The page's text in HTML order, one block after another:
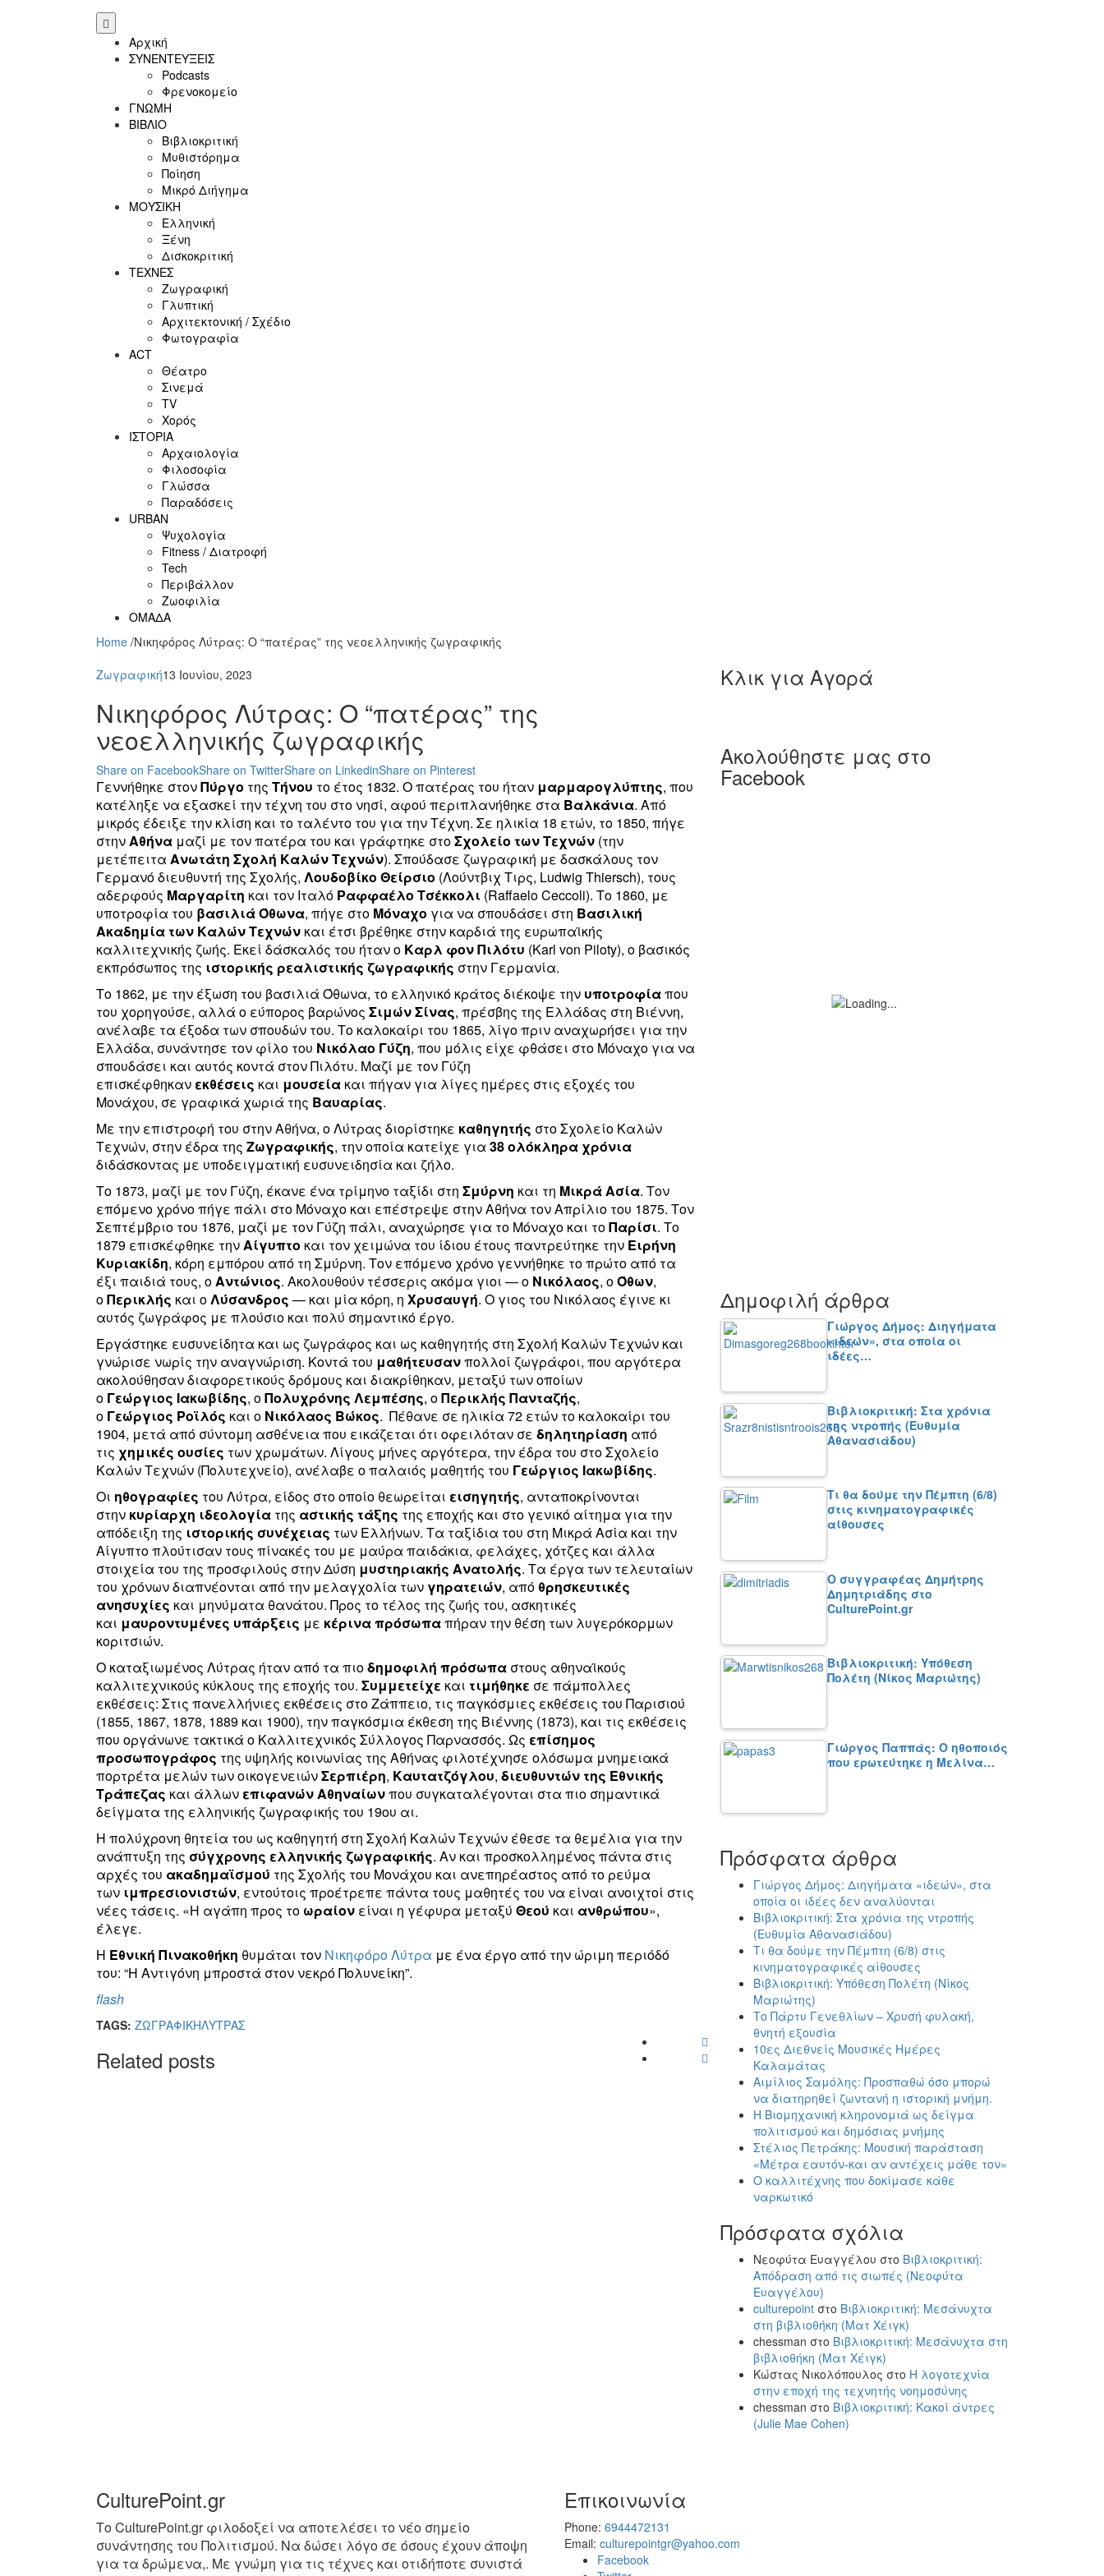
Αρχική
ΣΥΝΕΝΤΕΥΞΕΙΣ
Podcasts
Φρενοκομείο
ΓΝΩΜΗ
ΒΙΒΛΙΟ
Βιβλιοκριτική
Μυθιστόρημα
Ποίηση
Μικρό Διήγημα
ΜΟΥΣΙΚΗ
Ελληνική
Ξένη
Δισκοκριτική
ΤΕΧΝΕΣ
Ζωγραφική
Γλυπτική
Αρχιτεκτονική / Σχέδιο
Φωτογραφία
ACT
Θέατρο
Σινεμά
ΤV
Χορός
ΙΣΤΟΡΙΑ
Αρχαιολογία
Φιλοσοφία
Γλώσσα
Παραδόσεις
URBAN
Ψυχολογία
Fitness / Διατροφή
Tech
Περιβάλλον
Ζωοφιλία
ΟΜΑΔΑ
Home /Νικηφόρος Λύτρας: Ο “πατέρας” της νεοελληνικής ζωγραφικής
Ζωγραφική13 Ιουνίου, 2023
Νικηφόρος Λύτρας: Ο “πατέρας” της
νεοελληνικής ζωγραφικής
Share on FacebookShare on TwitterShare on LinkedinShare on Pinterest
Γεννήθηκε στονΠύργο της Τήνου το έτος 1832. Ο πατέρας του ήταν μαρμαρογλύπτης, που
κατέληξε να εξασκεί την τέχνη του στο νησί, αφού περιπλανήθηκε στα Βαλκάνια. Από
μικρός έδειξε την κλίση και το ταλέντο του για την Τέχνη. Σε ηλικία 18 ετών, το 1850, πήγε
στηνΑθήνα μαζί με τον πατέρα του και γράφτηκε στοΣχολείο των Τεχνών (την
μετέπειτα Ανωτάτη Σχολή ΚαλώνΤεχνών). Σπούδασε ζωγραφική με δασκάλους τον
Γερμανό διευθυντή της Σχολής, Λουδοβίκο Θείρσιο (Λούντβιχ Τιρς, Ludwig Thiersch), τους
αδερφούς Μαργαρίτη και τον Ιταλό Ραφφαέλο Τσέκκολι (Raffaelo Ceccoli). Το 1860, με
υποτροφία του βασιλιά Όθωνα, πήγε στο Μόναχο για να σπουδάσει στη Βασιλική
Ακαδημία των Καλών Τεχνών και έτσι βρέθηκε στην καρδιά της ευρωπαϊκής
καλλιτεχνικής ζωής. Εκεί δάσκαλός του ήταν ο Καρλ φον Πιλότυ (Karl von Piloty), ο βασικός
εκπρόσωπος της ιστορικής ρεαλιστικής ζωγραφικής στην Γερμανία.
Το 1862, με την έξωση του βασιλιά Όθωνα, το ελληνικό κράτος διέκοψε την υποτροφίαπου
του χορηγούσε, αλλά ο εύπορος βαρώνος Σιμών Σίνας, πρέσβης της Ελλάδας στη Βιέννη,
ανέλαβε τα έξοδα των σπουδών του. Το καλοκαίρι του 1865, λίγο πριν αναχωρήσει για την
Ελλάδα, συνάντησε τον φίλο του Νικόλαο Γύζη, που μόλις είχε φθάσει στο Μόναχο για να
σπουδάσει και αυτός κοντά στον Πιλότυ. Μαζί με τον Γύζη
επισκέφθηκαν εκθέσεις και μουσεία και πήγαν για λίγες ημέρες στις εξοχές του
Μονάχου, σε γραφικά χωριά της Βαυαρίας.
Με την επιστροφή του στην Αθήνα, ο Λύτρας διορίστηκε καθηγητής στο Σχολείο Καλών
Τεχνών, στην έδρα της Ζωγραφικής, την οποία κατείχε για 38 ολόκληρα χρόνια
διδάσκοντας με υποδειγματική ευσυνειδησία και ζήλο.
Το 1873, μαζί με τον Γύζη, έκανε ένα τρίμηνο ταξίδι στη Σμύρνη και τη ΜικράΑσία. Τον
επόμενο χρόνο πήγε πάλι στο Μόναχο και επέστρεψε στην Αθήνα τον Απρίλιο του 1875. Τον
Σεπτέμβριο του 1876, μαζί με τον Γύζη πάλι, αναχώρησε για το Μόναχο και τοΠαρίσι. Το
1879 επισκέφθηκε τηνΑίγυπτο και τον χειμώνα του ίδιου έτους παντρεύτηκε την Ειρήνη
Κυριακίδη, κόρη εμπόρου από τη Σμύρνη. Τον επόμενο χρόνο γεννήθηκε το πρώτο από τα
έξι παιδιά τους, οΑντώνιος. Ακολουθούν τέσσερις ακόμα γιοι — ο Νικόλαος, οΌθων,
οΠερικλής και οΛύσανδρος — και μία κόρη, η Χρυσαυγή. Ο γιος του Νικόλαος έγινε κι
αυτός ζωγράφος με πλούσιο και πολύ σημαντικό έργο.
Eργάστηκε ευσυνείδητα και ως ζωγράφος και ως καθηγητής στη Σχολή Καλών Τεχνών και
γνώρισε νωρίς την αναγνώριση. Κοντά του μαθήτευσανπολλοί ζωγράφοι, που αργότερα
ακολούθησαν διαφορετικούς δρόμους και διακρίθηκαν, μεταξύ των οποίων
ο Γεώργιος Ιακωβίδης, οΠολυχρόνης Λεμπέσης, οΠερικλής Πανταζής,
ο Γεώργιος Ροϊλός και ο Νικόλαος Βώκος. Πέθανε σε ηλικία 72 ετών το καλοκαίρι του
1904, μετά από σύντομη ασθένεια που εικάζεται ότι οφειλόταν σε δηλητηρίαση από
τις χημικές ουσίες των χρωμάτων. Λίγους μήνες αργότερα, την έδρα του στο Σχολείο
Καλών Τεχνών (Πολυτεχνείο), ανέλαβε ο παλαιός μαθητής του Γεώργιος Ιακωβίδης.
Οι ηθογραφίες του Λύτρα, είδος στο οποίο θεωρείται εισηγητής, ανταποκρίνονται
στην κυρίαρχη ιδεολογία της αστικής τάξης της εποχής και στο γενικό αίτημα για την
απόδειξη της ιστορικής συνέχειας των Ελλήνων. Τα ταξίδια του στη Μικρά Ασία και την
Αίγυπτο πλούτισαν τους πίνακές του με μαύρα παιδάκια, φελάχες, χότζες και άλλα
στοιχεία του της προσφιλούς στην Δύση μυστηριακής Ανατολής. Τα έργα των τελευταίων
του χρόνων διαπνέονται από την μελαγχολία των γηρατειών, από θρησκευτικές
ανησυχίες και μηνύματα θανάτου. Προς το τέλος της ζωής του, ασκητικές
και μαυροντυμένες υπάρξεις με κέριναπρόσωπαπήραν την θέση των λυγερόκορμων
κοριτσιών.
Ο καταξιωμένος Λύτρας ήταν από τα πιοδημοφιλή πρόσωπα στους αθηναϊκούς
καλλιτεχνικούς κύκλους της εποχής του. Συμμετείχε και τιμήθηκε σε πάμπολλες
εκθέσεις: Στις πανελλήνιες εκθέσεις στο Ζάππειο, τις παγκόσμιες εκθέσεις του Παρισιού
(1855, 1867, 1878, 1889 και 1900), την παγκόσμια έκθεση της Βιέννης (1873), και τις εκθέσεις
που οργάνωνε τακτικά ο Καλλιτεχνικός Σύλλογος Παρνασσός. Ως επίσημος
προσωπογράφος της υψηλής κοινωνίας της Αθήνας φιλοτέχνησε ολόσωμα μνημειακά
πορτρέτα μελών των οικογενειώνΣερπιέρη, Καυτατζόγλου, διευθυντών της Εθνικής
Τράπεζας και άλλων επιφανώνΑθηναίωνπου συγκαταλέγονται στα πιο σημαντικά
δείγματα της ελληνικής ζωγραφικής του 19ου αι.
Η πολύχρονη θητεία του ως καθηγητή στη Σχολή Καλών Τεχνών έθεσε τα θεμέλια για την
ανάπτυξη της σύγχρονης ελληνικής ζωγραφικής. Αν και προσκολλημένος πάντα στις
αρχές του ακαδημαϊσμού της Σχολής του Μονάχου και ανεπηρέαστος από το ρεύμα
των ιμπρεσιονιστών, εντούτοις προέτρεπε πάντα τους μαθητές του να είναι ανοιχτοί στις
νέες τάσεις. «Η αγάπη προς το ωραίον είναι η γέφυρα μεταξύ Θεού και ανθρώπου»,
έλεγε.
Η Εθνική Πινακοθήκη θυμάται τον Νικηφόρο Λύτρα με ένα έργο από την ώριμη περιόδό
του: “Η Αντιγόνη μπροστά στον νεκρό Πολυνείκη”.
flash
TAGS: ΖΩΓΡΑΦΙΚΗΛΥΤΡΑΣ
Related posts
Κλικ για Αγορά
Ακολούθηστε μας στο
Facebook
Δημοφιλή άρθρα
Γιώργος Δήμος: Διηγήματα
«ιδεών», στα οποία οι
ιδέες…
Βιβλιοκριτική: Στα χρόνια
της ντροπής (Ευθυμία
Αθανασιάδου)
Τι θα δούμε την Πέμπτη (6/8)
στις κινηματογραφικές
αίθουσες
Ο συγγραφέας Δημήτρης
Δημητριάδης στο
CulturePoint.gr
Βιβλιοκριτική: Υπόθεση
Πολέτη (Νίκος Μαριώτης)
Γιώργος Παππάς: Ο ηθοποιός
που ερωτεύτηκε η Μελίνα…
Πρόσφατα άρθρα
Γιώργος Δήμος: Διηγήματα «ιδεών», στα
οποία οι ιδέες δεν αναλύονται
Βιβλιοκριτική: Στα χρόνια της ντροπής
(Ευθυμία Αθανασιάδου)
Τι θα δούμε την Πέμπτη (6/8) στις
κινηματογραφικές αίθουσες
Βιβλιοκριτική: Υπόθεση Πολέτη (Νίκος
Μαριώτης)
Το Πάρτυ Γενεθλίων – Χρυσή φυλακή,
θνητή εξουσία
10ες Διεθνείς Μουσικές Ημέρες
Καλαμάτας
Αιμίλιος Σαμόλης: Προσπαθώ όσο μπορώ
να διατηρηθεί ζωντανή η ιστορική μνήμη.
Η Βιομηχανική κληρονομιά ως δείγμα
πολιτισμού και δημόσιας μνήμης
Στέλιος Πετράκης: Μουσική παράσταση
«Μέτρα εαυτόν-και αν αντέχεις μάθε τον»
Ο καλλιτέχνης που δοκίμασε κάθε
ναρκωτικό
Πρόσφατα σχόλια
Νεοφύτα Ευαγγέλου στο Βιβλιοκριτική:
Απόδραση από τις σιωπές (Νεοφύτα
Ευαγγέλου)
culturepoint στο Βιβλιοκριτική: Μεσάνυχτα
στη βιβλιοθήκη (Ματ Χέιγκ)
chessman στο Βιβλιοκριτική: Μεσάνυχτα στη
βιβλιοθήκη (Ματ Χέιγκ)
Κώστας Νικολόπουλος στο Η λογοτεχνία
στην εποχή της τεχνητής νοημοσύνης
chessman στο Βιβλιοκριτική: Κακοί άντρες
(Julie Mae Cohen)
CulturePoint.gr
Το CulturePoint.gr φιλοδοξεί να αποτελέσει το νέο σημείο
συνάντησης του Πολιτισμού. Να δώσει λόγο σε όσους έχουν άποψη
για τα δρώμενα,. Με γνώμη για τις τέχνες και οτιδήποτε συνιστά
Επικοινωνία
Phone: 6944472131
Email: culturepointgr@yahoo.com
Facebook